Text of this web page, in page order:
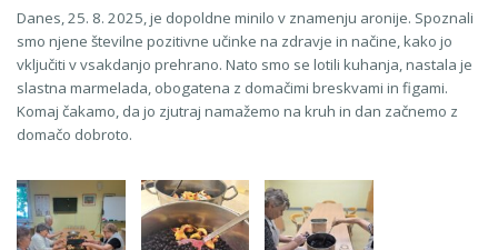
Danes, 25. 8. 2025, je dopoldne minilo v znamenju aronije. Spoznali
smo njene številne pozitivne učinke na zdravje in načine, kako jo
vključiti v vsakdanjo prehrano. Nato smo se lotili kuhanja, nastala je
slastna marmelada, obogatena z domačimi breskvami in figami.
Komaj čakamo, da jo zjutraj namažemo na kruh in dan začnemo z
domačo dobroto.